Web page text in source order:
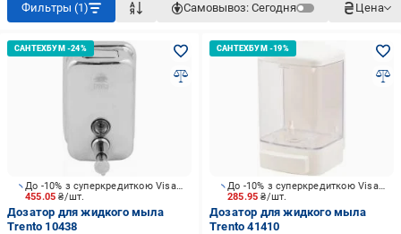
Фильтры (1) Самовывоз: Сегодня Цена
455.05₴/шт.
До -10% з суперкредиткою Visa Вигода
Дозатор для жидкого мыла
Trento 10438
285.95₴/шт.
До -10% з суперкредиткою Visa Вигода
Дозатор для жидкого мыла
Trento 41410